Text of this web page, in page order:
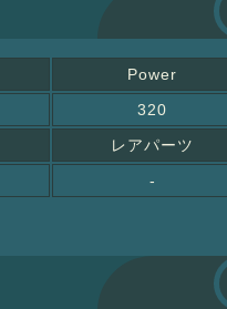
Power
320
レアパーツ
-